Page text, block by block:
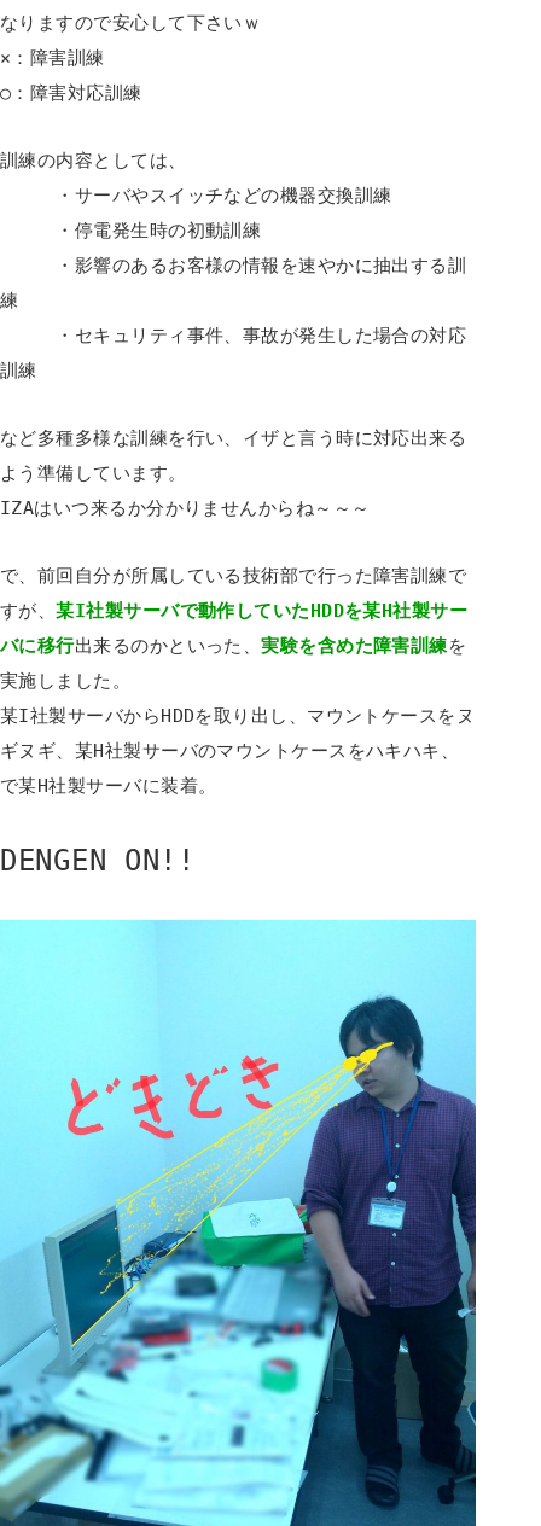
なりますので安心して下さいｗ
×：障害訓練
○：障害対応訓練
訓練の内容としては、
・サーバやスイッチなどの機器交換訓練
・停電発生時の初動訓練
・影響のあるお客様の情報を速やかに抽出する訓
練
・セキュリティ事件、事故が発生した場合の対応
訓練
など多種多様な訓練を行い、イザと言う時に対応出来る
よう準備しています。
IZAはいつ来るか分かりませんからね～～～
で、前回自分が所属している技術部で行った障害訓練で
すが、某I社製サーバで動作していたHDDを某H社製サー
バに移行出来るのかといった、実験を含めた障害訓練を
実施しました。
某I社製サーバからHDDを取り出し、マウントケースをヌ
ギヌギ、某H社製サーバのマウントケースをハキハキ、
で某H社製サーバに装着。
DENGEN ON!!